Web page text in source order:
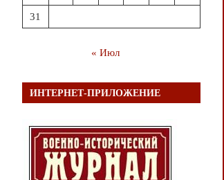
31
« Июл
ИНТЕРНЕТ-ПРИЛОЖЕНИЕ